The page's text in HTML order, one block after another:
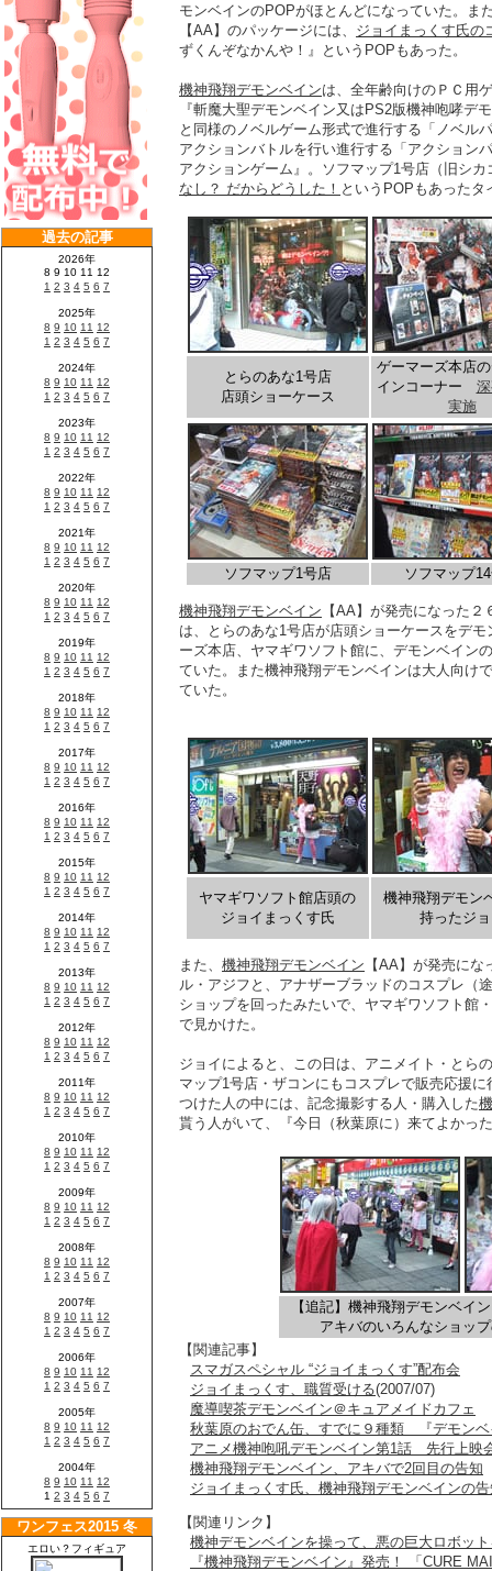
モンベインのPOPがほとんどになっていた。ま
【AA】のパッケージには、 ジョイまっくす氏の
ずくんぞなかんや！』というPOPもあった。
機神飛翔デモンベインは、全年齢向けのＰＣ用
『斬魔大聖デモンベイン又はPS2版機神咆哮デ
と同様のノベルゲーム形式で進行する「ノベル
アクションバトルを行い進行する「アクション
アクションゲーム』。ソフマップ1号店（旧シ
なし？ だからどうした！ というPOPもあったタ
とらのあな1号店
店頭ショーケース
ゲーマーズ本店
インコーナー
実施
ソフマップ1号店 ソフマップ
機神飛翔デモンベイン 【AA】が発売になった
は、とらのあな1号店が店頭ショーケースをデ
ーズ本店、ヤマギワソフト館に、デモンベイン
ていた。また機神飛翔デモンベインは大人向け
ていた。
ヤマギワソフト館店頭の
ジョイまっくす氏
機神飛翔デモン
持ったジ
また、 機神飛翔デモンベイン 【AA】が発売にな
ル・アジフと、アナザーブラッドのコスプレ（
ショップを回ったみたいで、ヤマギワソフト館
で見かけた。
ジョイによると、この日は、アニメイト・とら
マップ1号店・ザコンにもコスプレで販売応援
つけた人の中には、記念撮影する人・購入した
貰う人がいて、『今日（秋葉原に）来てよかっ
【追記】機神飛翔デモンベイ
アキバのいろんなショッ
【関連記事】
スマガスペシャル “ジョイまっくす”配布会
ジョイまっくす、職質受ける(2007/07)
魔導喫茶デモンベイン＠キュアメイドカフェ
秋葉原のおでん缶、すでに９種類 『デモンベ
アニメ機神咆吼デモンベイン第1話 先行上映
機神飛翔デモンベイン、アキバで2回目の告知
ジョイまっくす氏、機神飛翔デモンベインの
【関連リンク】
機神デモンベインを操って、悪の巨大ロボッ
『機神飛翔デモンベイン』発売！ 「CURE